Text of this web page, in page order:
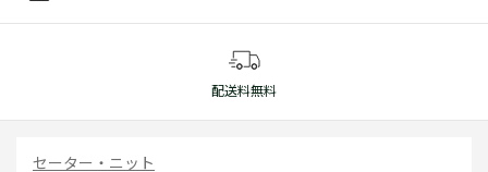
配送料無料
セーター・ニット